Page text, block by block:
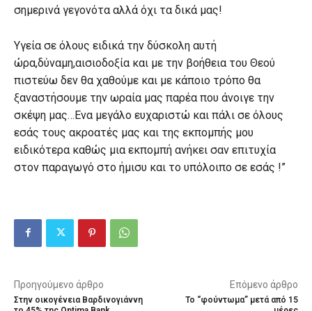
σημερινά γεγονότα αλλά όχι τα δικά μας!
Υγεία σε όλους ειδικά την δύσκολη αυτή
ώρα,δύναμη,αισιοδοξία και με την βοήθεια του Θεού
πιστεύω δεν θα χαθούμε και με κάποιο τρόπο θα
ξαναστήσουμε την ωραία μας παρέα που άνοιγε την
σκέψη μας…Ενα μεγάλο ευχαριστώ και πάλι σε όλους
εσάς τους ακροατές μας και της εκπομπής μου
ειδικότερα καθώς μια εκπομπή ανήκει σαν επιτυχία
στον παραγωγό στο ήμισυ και το υπόλοιπο σε εσάς !”
Προηγούμενο άρθρο
Στην οικογένεια Βαρδινογιάννη
Επόμενο άρθρο
Το “φούντωμα” μετά από 15